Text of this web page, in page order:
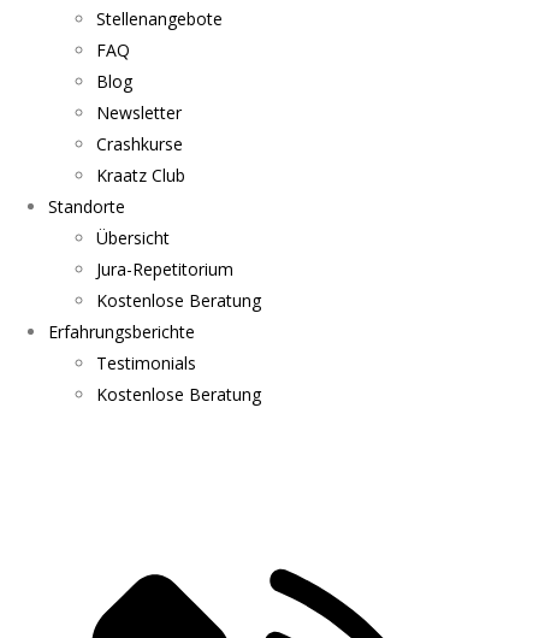
Stellenangebote
FAQ
Blog
Newsletter
Crashkurse
Kraatz Club
Standorte
Übersicht
Jura-Repetitorium
Kostenlose Beratung
Erfahrungsberichte
Testimonials
Kostenlose Beratung